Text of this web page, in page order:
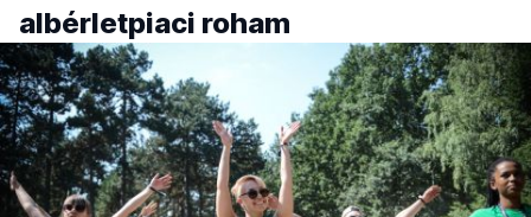
albérletpiaci roham